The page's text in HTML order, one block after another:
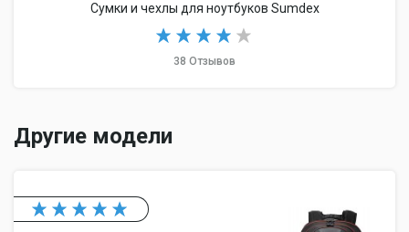
Сумки и чехлы для ноутбуков Sumdex
38 Отзывов
Другие модели